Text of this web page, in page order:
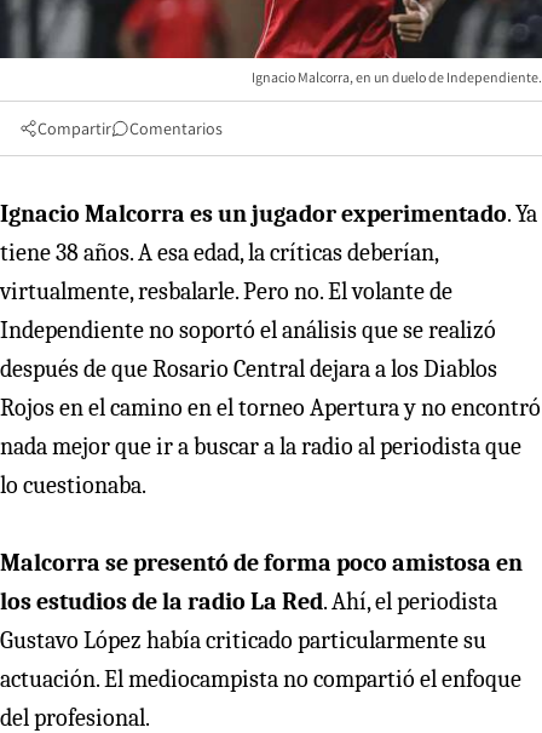
Ignacio Malcorra, en un duelo de Independiente.
Compartir Comentarios
Ignacio Malcorra es un jugador experimentado. Ya
tiene 38 años. A esa edad, la críticas deberían,
virtualmente, resbalarle. Pero no. El volante de
Independiente no soportó el análisis que se realizó
después de que Rosario Central dejara a los Diablos
Rojos en el camino en el torneo Apertura y no encontró
nada mejor que ir a buscar a la radio al periodista que
lo cuestionaba.
Malcorra se presentó de forma poco amistosa en
los estudios de la radio La Red. Ahí, el periodista
Gustavo López había criticado particularmente su
actuación. El mediocampista no compartió el enfoque
del profesional.